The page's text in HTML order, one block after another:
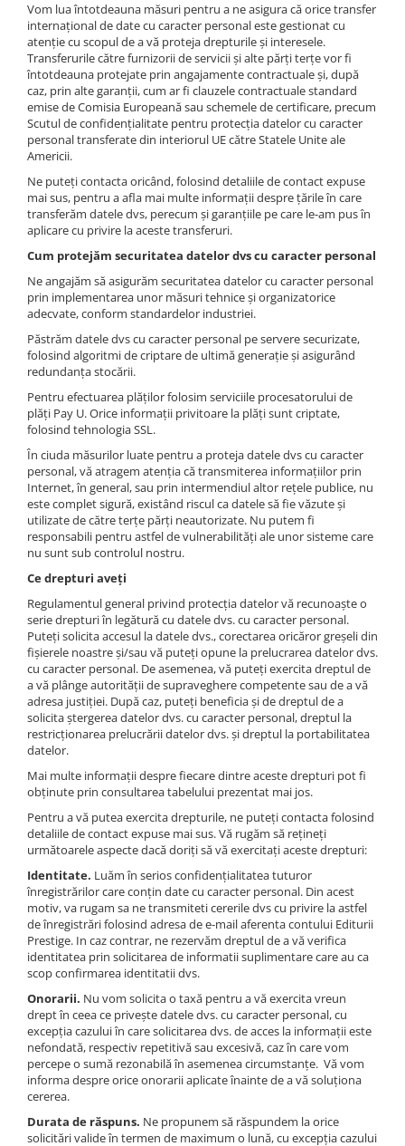
Vom lua întotdeauna măsuri pentru a ne asigura că orice transfer
internațional de date cu caracter personal este gestionat cu
atenție cu scopul de a vă proteja drepturile și interesele.
Transferurile către furnizorii de servicii și alte părți terțe vor fi
întotdeauna protejate prin angajamente contractuale și, după
caz, prin alte garanții, cum ar fi clauzele contractuale standard
emise de Comisia Europeană sau schemele de certificare, precum
Scutul de confidențialitate pentru protecția datelor cu caracter
personal transferate din interiorul UE către Statele Unite ale
Americii.
Ne puteți contacta oricând, folosind detaliile de contact expuse
mai sus, pentru a afla mai multe informații despre țările în care
transferăm datele dvs, perecum și garanțiile pe care le-am pus în
aplicare cu privire la aceste transferuri.
Cum protejăm securitatea datelor dvs cu caracter personal
Ne angajăm să asigurăm securitatea datelor cu caracter personal
prin implementarea unor măsuri tehnice și organizatorice
adecvate, conform standardelor industriei.
Păstrăm datele dvs cu caracter personal pe servere securizate,
folosind algoritmi de criptare de ultimă generație și asigurând
redundanța stocării.
Pentru efectuarea plăţilor folosim serviciile procesatorului de
plăţi Pay U. Orice informaţii privitoare la plăţi sunt criptate,
folosind tehnologia SSL.
În ciuda măsurilor luate pentru a proteja datele dvs cu caracter
personal, vă atragem atenţia că transmiterea informaţiilor prin
Internet, în general, sau prin intermendiul altor reţele publice, nu
este complet sigură, existând riscul ca datele să fie văzute şi
utilizate de către terţe părţi neautorizate. Nu putem fi
responsabili pentru astfel de vulnerabilități ale unor sisteme care
nu sunt sub controlul nostru.
Ce drepturi aveți
Regulamentul general privind protecția datelor vă recunoaște o
serie drepturi în legătură cu datele dvs. cu caracter personal.
Puteți solicita accesul la datele dvs., corectarea oricăror greșeli din
fișierele noastre și/sau vă puteți opune la prelucrarea datelor dvs.
cu caracter personal. De asemenea, vă puteți exercita dreptul de
a vă plânge autorității de supraveghere competente sau de a vă
adresa justiției. După caz, puteți beneficia și de dreptul de a
solicita ștergerea datelor dvs. cu caracter personal, dreptul la
restricționarea prelucrării datelor dvs. și dreptul la portabilitatea
datelor.
Mai multe informații despre fiecare dintre aceste drepturi pot fi
obținute prin consultarea tabelului prezentat mai jos.
Pentru a vă putea exercita drepturile, ne puteți contacta folosind
detaliile de contact expuse mai sus. Vă rugăm să rețineți
următoarele aspecte dacă doriți să vă exercitați aceste drepturi:
Identitate. Luăm în serios confidențialitatea tuturor
înregistrărilor care conțin date cu caracter personal. Din acest
motiv, va rugam sa ne transmiteti cererile dvs cu privire la astfel
de înregistrări folosind adresa de e-mail aferenta contului Editurii
Prestige. In caz contrar, ne rezervăm dreptul de a vă verifica
identitatea prin solicitarea de informatii suplimentare care au ca
scop confirmarea identitatii dvs.
Onorarii. Nu vom solicita o taxă pentru a vă exercita vreun
drept în ceea ce privește datele dvs. cu caracter personal, cu
excepția cazului în care solicitarea dvs. de acces la informații este
nefondată, respectiv repetitivă sau excesivă, caz în care vom
percepe o sumă rezonabilă în asemenea circumstanțe. Vă vom
informa despre orice onorarii aplicate înainte de a vă soluționa
cererea.
Durata de răspuns. Ne propunem să răspundem la orice
solicitări valide în termen de maximum o lună, cu excepția cazului